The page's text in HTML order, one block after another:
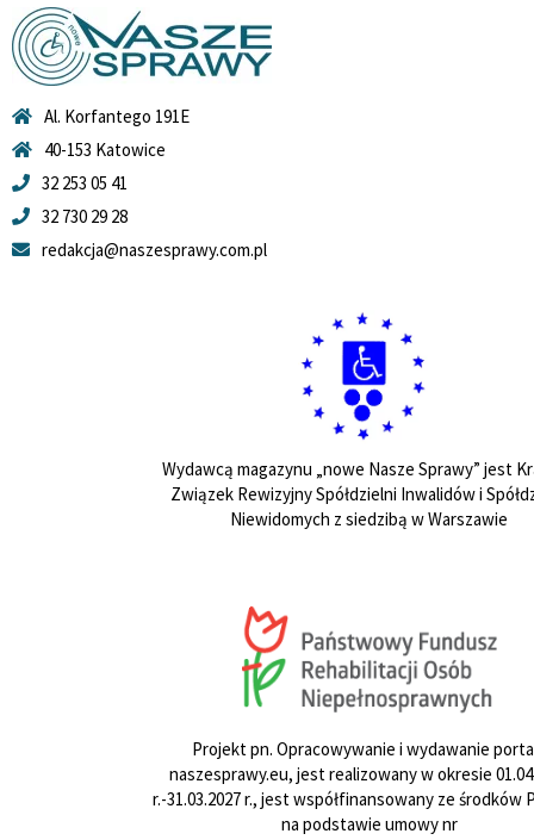
Al. Korfantego 191E
40-153 Katowice
32 253 05 41
32 730 29 28
redakcja@naszesprawy.com.pl
Wydawcą magazynu „nowe Nasze Sprawy” jest
Związek Rewizyjny Spółdzielni Inwalidów i
Niewidomych z siedzibą w Warszawie
Projekt pn. Opracowywanie i wydawanie
naszesprawy.eu, jest realizowany w okresie
r.-31.03.2027 r., jest współfinansowany ze środków
na podstawie umowy nr